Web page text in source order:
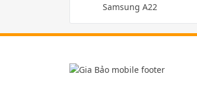
Samsung A22